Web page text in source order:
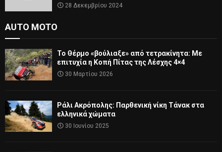
28 Δεκεμβρίου 2024
AUTO MOTO
Το Θέρμο «βούλιαξε» από τετρακίνητα: Με
επιτυχία η Κοπή Πίτας της Λέσχης 4×4
30 Μαρτίου 2026
Ράλι Ακρόπολης: Παρθενική νίκη Τάνακ στα
ελληνικά χώματα
30 Ιουνίου 2025